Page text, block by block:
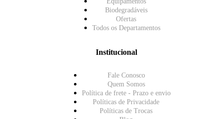
Biodegradáveis
Ofertas
Todos os Departamentos
Institucional
Fale Conosco
Quem Somos
Política de frete - Prazo e envio
Políticas de Privacidade
Políticas de Trocas